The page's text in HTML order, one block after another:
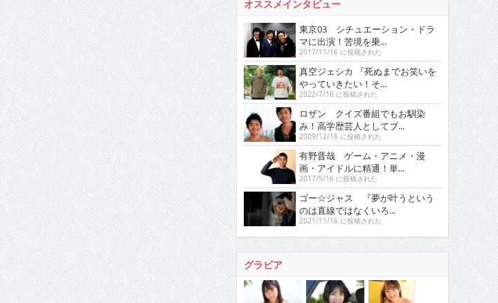
オススメインタビュー
東京03 シチュエーション・ドラ
マに出演！苦境を乗...
2017/11/16 に投稿された
真空ジェシカ 『死ぬまでお笑いを
やっていきたい！そ...
2022/7/16 に投稿された
ロザン クイズ番組でもお馴染
み！高学歴芸人としてブ...
2009/12/16 に投稿された
有野晋哉 ゲーム・アニメ・漫
画・アイドルに精通！単...
2017/5/16 に投稿された
ゴー☆ジャス 『夢が叶うという
のは直線ではなくいろ...
2021/11/16 に投稿された
グラビア